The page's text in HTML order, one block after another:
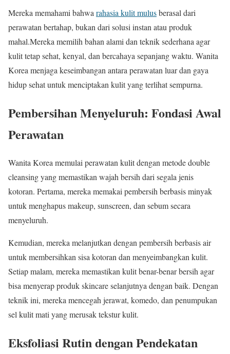
Mereka memahami bahwa rahasia kulit mulusberasal dari
perawatan bertahap, bukan dari solusi instan atau produk
mahal.Mereka memilih bahan alami dan teknik sederhana agar
kulit tetap sehat, kenyal, dan bercahaya sepanjang waktu. Wanita
Korea menjaga keseimbangan antara perawatan luar dan gaya
hidup sehat untuk menciptakan kulit yang terlihat sempurna.
Pembersihan Menyeluruh: Fondasi Awal
Perawatan
Wanita Korea memulai perawatan kulit dengan metode double
cleansing yang memastikan wajah bersih dari segala jenis
kotoran. Pertama, mereka memakai pembersih berbasis minyak
untuk menghapus makeup, sunscreen, dan sebum secara
menyeluruh.
Kemudian, mereka melanjutkan dengan pembersih berbasis air
untuk membersihkan sisa kotoran dan menyeimbangkan kulit.
Setiap malam, mereka memastikan kulit benar-benar bersih agar
bisa menyerap produk skincare selanjutnya dengan baik. Dengan
teknik ini, mereka mencegah jerawat, komedo, dan penumpukan
sel kulit mati yang merusak tekstur kulit.
Eksfoliasi Rutin dengan Pendekatan